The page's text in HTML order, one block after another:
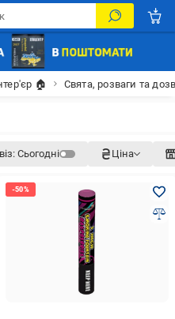
🏠 Свята, розваги та
Сьогодні Ціна